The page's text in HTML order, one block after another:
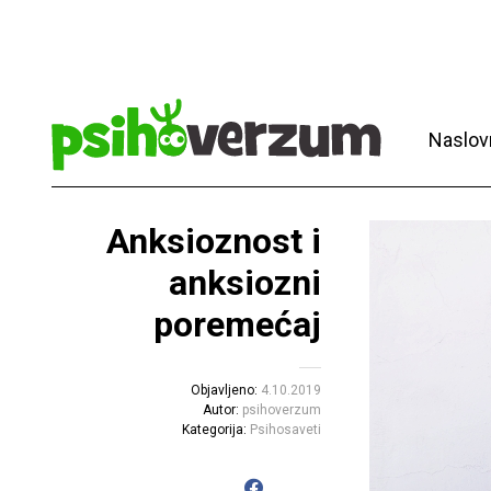
Anksioznost i
anksiozni
poremećaj
Objavljeno: 4.10.2019
Autor: psihoverzum
Kategorija: Psihosaveti